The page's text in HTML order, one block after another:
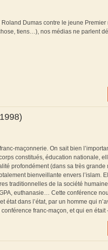
Dumas contre le jeune Premier
tiens…), nos médias ne parlent
maçonnerie. On sait bien
constitués, éducation nationale,
profondément (dans sa très grande
bienveillante envers l’islam.
traditionnelles de la société
euthanasie… Cette conférence
dans l’état, par un homme qui
franc-maçon, et qui en était